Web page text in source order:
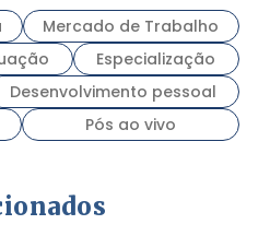
Mercado de Trabalho
Especialização
Desenvolvimento pessoal
Pós ao vivo